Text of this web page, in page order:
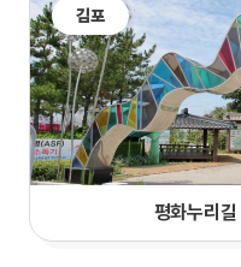
김포
평화누리